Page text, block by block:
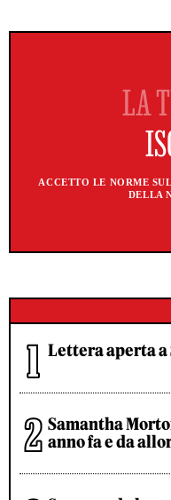
ACCETTO LE NORME
DELLA
Lettera aperta a
Samantha
anno fa e da